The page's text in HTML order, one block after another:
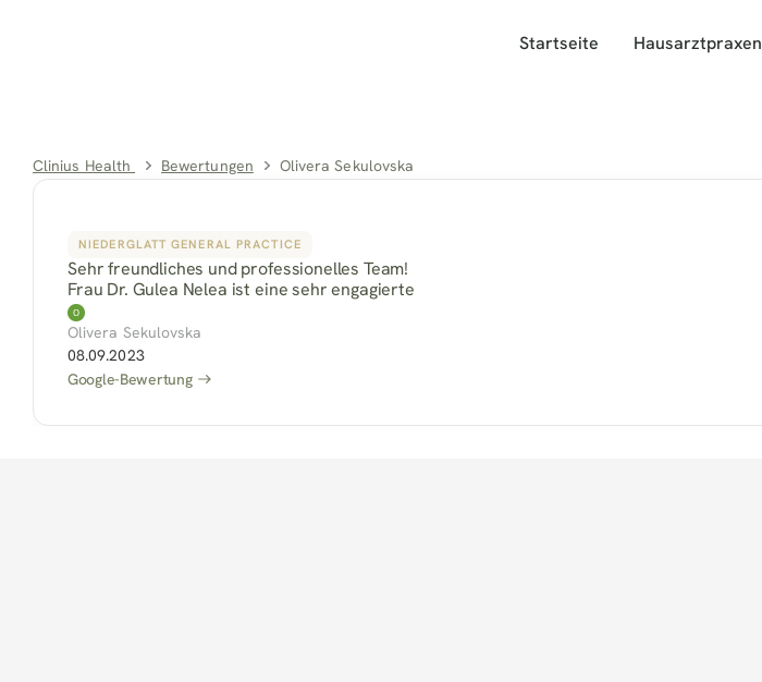
Startseite Hausarztpraxen
Clinius Health Bewertungen Olivera Sekulovska
NIEDERGLATT GENERAL PRACTICE
Sehr freundliches und professionelles Team!
Frau Dr. Gulea Nelea ist eine sehr engagierte
Olivera Sekulovska
08.09.2023
Google-Bewertung